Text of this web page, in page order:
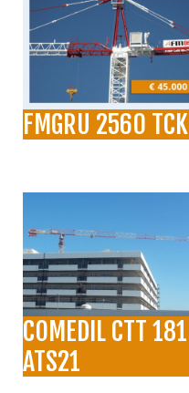
FMGRU 2560 TCK
COMEDIL CTT 181
ATS21